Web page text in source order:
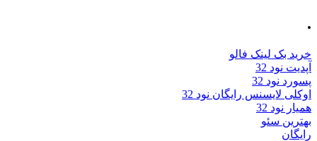
.
خرید بک لینک فالو
آپدیت نود 32
پسورد نود 32
اوکلی لایسنس رایگان نود 32
همیار نود 32
بهترین سئو
رایگان